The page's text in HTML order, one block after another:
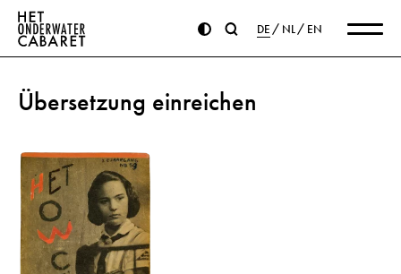
DE NL EN
Übersetzung einreichen